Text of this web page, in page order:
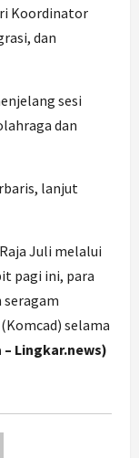
Koordinator
dan
sesi
dan
lanjut
Juli melalui
pagi ini, para
selama
Lingkar.news)